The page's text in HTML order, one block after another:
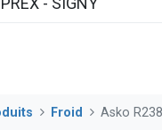
Froid Asko